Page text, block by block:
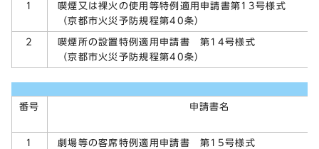
1
喫煙又は裸火の使用等特例適用申請書第13号様式
（京都市火災予防規程第40条）
2
喫煙所の設置特例適用申請書 第14号様式
（京都市火災予防規程第40条）
番号 申請書名
1
劇場等の客席特例適用申請書 第15号様式